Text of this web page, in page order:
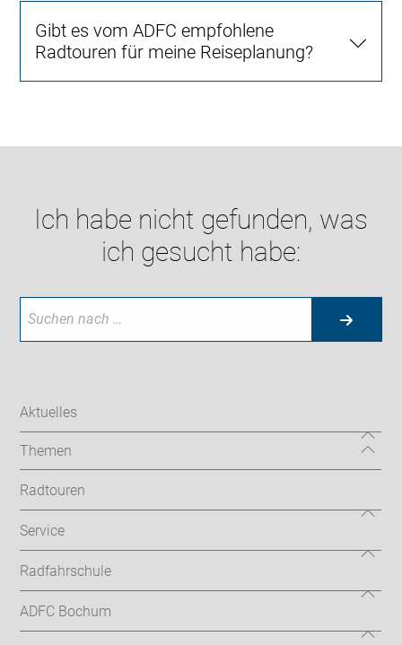
Gibt es vom ADFC empfohlene
Radtouren für meine Reiseplanung?
Ich habe nicht gefunden, was
ich gesucht habe:
Aktuelles
Themen
Radtouren
Service
Radfahrschule
ADFC Bochum